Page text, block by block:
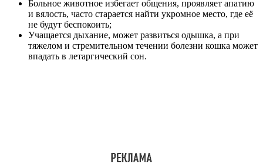
Больное животное избегает общения, проявляет апатию
и вялость, часто старается найти укромное место, где её
не будут беспокоить;
Учащается дыхание, может развиться одышка, а при
тяжелом и стремительном течении болезни кошка может
впадать в летаргический сон.